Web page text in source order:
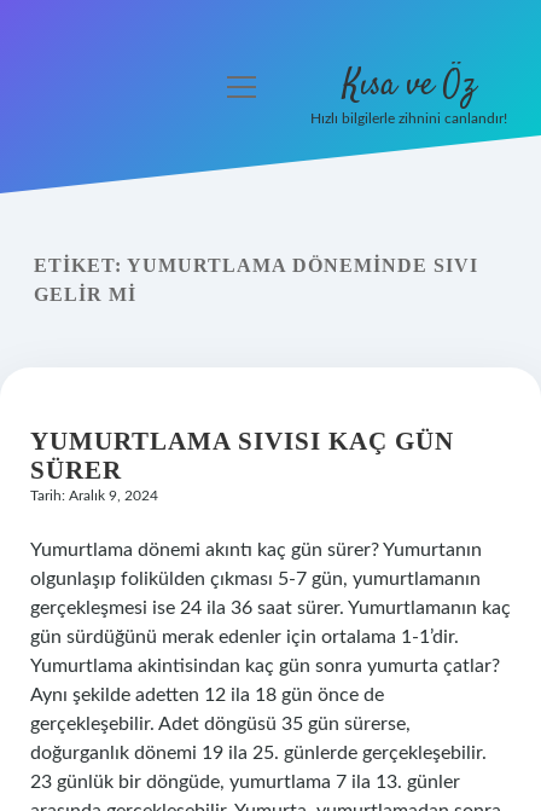
Yasal Uyarı
menüyü
Kısa ve Öz
Hızlı bilgilerle zihnini canlandır!
ETIKET: YUMURTLAMA DÖNEMINDE SIVI
GELIR MI
YUMURTLAMA SIVISI KAÇ GÜN
SÜRER
Tarih: Aralık 9, 2024
Yumurtlama dönemi akıntı kaç gün sürer? Yumurtanın
olgunlaşıp folikülden çıkması 5-7 gün, yumurtlamanın
gerçekleşmesi ise 24 ila 36 saat sürer. Yumurtlamanın kaç
gün sürdüğünü merak edenler için ortalama 1-1’dir.
Yumurtlama akintisindan kaç gün sonra yumurta çatlar?
Aynı şekilde adetten 12 ila 18 gün önce de
gerçekleşebilir. Adet döngüsü 35 gün sürerse,
doğurganlık dönemi 19 ila 25. günlerde gerçekleşebilir.
23 günlük bir döngüde, yumurtlama 7 ila 13. günler